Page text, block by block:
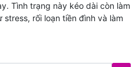
Tình trạng này kéo dài còn làm
rối loạn tiền đình và làm